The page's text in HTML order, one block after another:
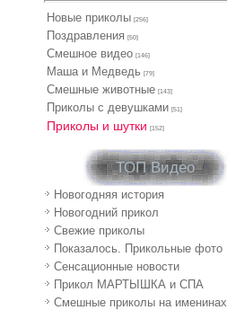
Новые приколы [256]
Поздравления [50]
Смешное видео [146]
Маша и Медведь [79]
Смешные животные [143]
Приколы с девушками [51]
Приколы и шутки [152]
ТОП Видео
Новогодняя история
Новогодний прикол
Свежие приколы
Показалось. Прикольные фото
Сенсационные новости
Прикол МАРТЫШКА и СПА
Смешные приколы на именинах